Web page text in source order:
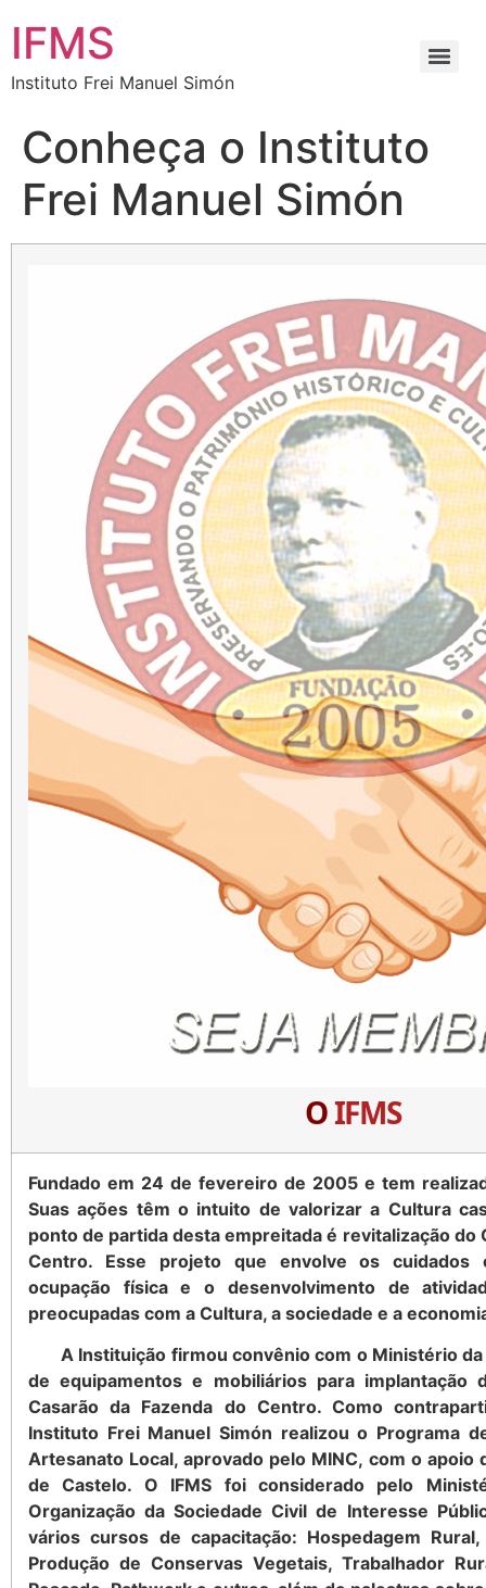
IFMS
Instituto Frei Manuel Simón
Conheça o Instituto
Frei Manuel Simón
OIFMS
Fundado em 24 de fevereiro de 2005 e tem
Suas ações têm o intuito de valorizar a Cultura
ponto de partida desta empreitada é revitalização do
Centro. Esse projeto que envolve os cuidados
ocupação física e o desenvolvimento de
preocupadas com a Cultura, a sociedade e a
A Instituição firmou convênio com o Ministério da
de equipamentos e mobiliários para implantação
Casarão da Fazenda do Centro. Como
Instituto Frei Manuel Simón realizou o Programa
Artesanato Local, aprovado pelo MINC, com o apoio
de Castelo. O IFMS foi considerado pelo
Organização da Sociedade Civil de Interesse
vários cursos de capacitação: Hospedagem
Produção de Conservas Vegetais, Trabalhador